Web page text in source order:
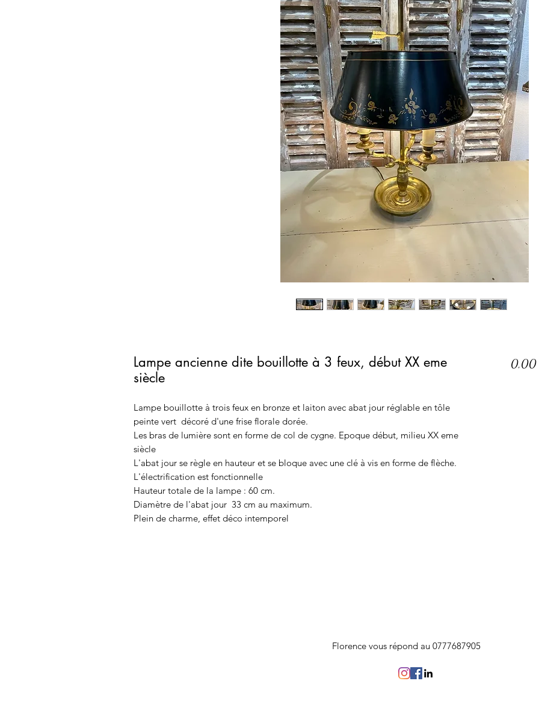
Lampe ancienne dite bouillotte à 3 feux, début XX eme
siècle
Lampe bouillotte à trois feux en bronze et laiton avec abat jour réglable en tôle
peinte vert décoré d'une frise florale dorée.
Les bras de lumière sont en forme de col de cygne. Epoque début, milieu XX eme
siècle
L'abat jour se règle en hauteur et se bloque avec une clé à vis en forme de flèche.
L'électrification est fonctionnelle
Hauteur totale de la lampe : 60 cm.
Diamètre de l'abat jour 33 cm au maximum.
Plein de charme, effet déco intemporel
Florence vous répond au 0777687905